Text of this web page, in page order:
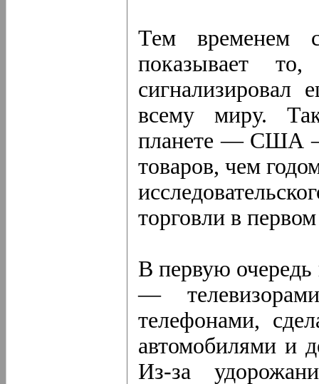
Тем временем
показывает
всему миру.
планете — США —
товаров, чем
торговли в
В первую очередь
—
телефонами,
автомобилями и
Из-за